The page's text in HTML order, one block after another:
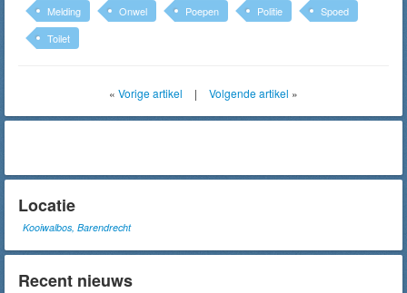
Melding
Onwel Poepen Politie
Spoed
Toilet
« Vorige artikel | Volgende artikel »
Locatie
Kooiwalbos, Barendrecht
Recent nieuws